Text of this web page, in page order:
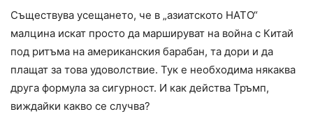
Съществува усещането, че в „азиатското НАТО“
малцина искат просто да маршируват на война с Китай
под ритъма на американския барабан, та дори и да
плащат за това удоволствие. Тук е необходима някаква
друга формула за сигурност. И как действа Тръмп,
виждайки какво се случва?